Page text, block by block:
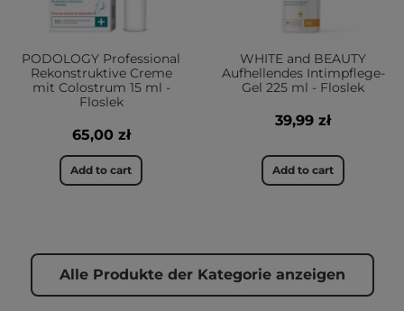
PODOLOGY Professional
Rekonstruktive Creme
mit Colostrum 15 ml -
Floslek
65,00 zł
Add to cart
WHITE and BEAUTY
Aufhellendes Intimpflege-
Gel 225 ml - Floslek
39,99 zł
Add to cart
Alle Produkte der Kategorie anzeigen